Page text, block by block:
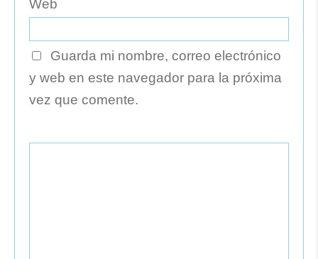
Web
Guarda mi nombre, correo electrónico
y web en este navegador para la próxima
vez que comente.